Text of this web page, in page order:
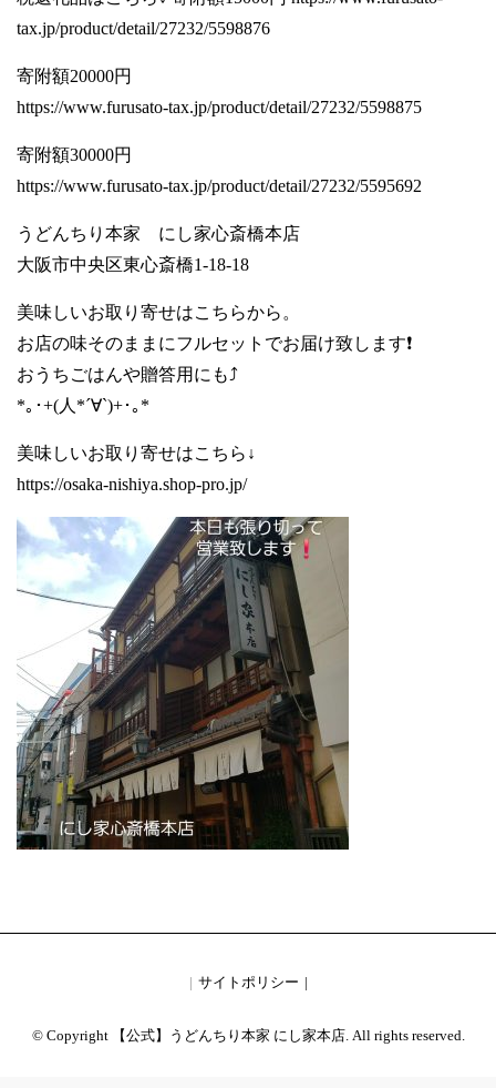
tax.jp/product/detail/27232/5598876
寄附額20000円
https://www.furusato-tax.jp/product/detail/27232/5598875
寄附額30000円
https://www.furusato-tax.jp/product/detail/27232/5595692
うどんちり本家 にし家心斎橋本店
大阪市中央区東心斎橋1-18-18
美味しいお取り寄せはこちらから。
お店の味そのままにフルセットでお届け致します❗️
おうちごはんや贈答用にも⤴️
*｡･+(人*´∀`)+･｡*
美味しいお取り寄せはこちら↓
https://osaka-nishiya.shop-pro.jp/
サイトポリシー
© Copyright 【公式】うどんちり本家 にし家本店. All rights reserved.